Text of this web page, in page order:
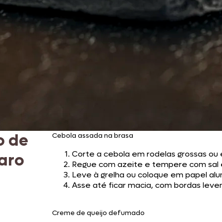
de
Cebola assada na brasa
Corte a cebola em rodelas grossas
Regue com azeite e tempere com
Leve à grelha ou coloque em papel
Asse até ficar macia, com bordas
Creme de queijo defumado